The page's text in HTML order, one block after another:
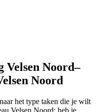
Velsen Noord–
Noord
het type taken die je wilt
Velsen Noord: heb je